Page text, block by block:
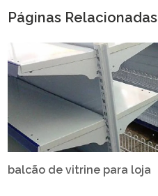
Páginas Relacionadas
balcão de vitrine para loja